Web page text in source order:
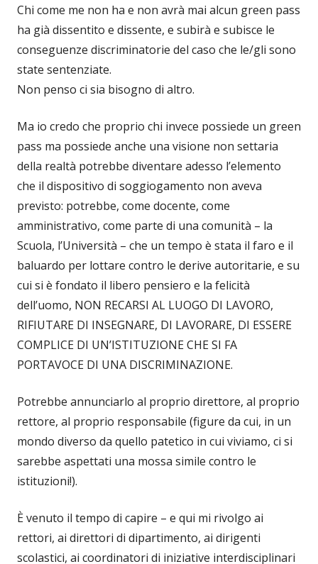
Chi come me non ha e non avrà mai alcun green pass
ha già dissentito e dissente, e subirà e subisce le
conseguenze discriminatorie del caso che le/gli sono
state sentenziate.
Non penso ci sia bisogno di altro.
Ma io credo che proprio chi invece possiede un green
pass ma possiede anche una visione non settaria
della realtà potrebbe diventare adesso l’elemento
che il dispositivo di soggiogamento non aveva
previsto: potrebbe, come docente, come
amministrativo, come parte di una comunità – la
Scuola, l’Università – che un tempo è stata il faro e il
baluardo per lottare contro le derive autoritarie, e su
cui si è fondato il libero pensiero e la felicità
dell’uomo, NON RECARSI AL LUOGO DI LAVORO,
RIFIUTARE DI INSEGNARE, DI LAVORARE, DI ESSERE
COMPLICE DI UN’ISTITUZIONE CHE SI FA
PORTAVOCE DI UNA DISCRIMINAZIONE.
Potrebbe annunciarlo al proprio direttore, al proprio
rettore, al proprio responsabile (figure da cui, in un
mondo diverso da quello patetico in cui viviamo, ci si
sarebbe aspettati una mossa simile contro le
istituzioni!).
È venuto il tempo di capire – e qui mi rivolgo ai
rettori, ai direttori di dipartimento, ai dirigenti
scolastici, ai coordinatori di iniziative interdisciplinari